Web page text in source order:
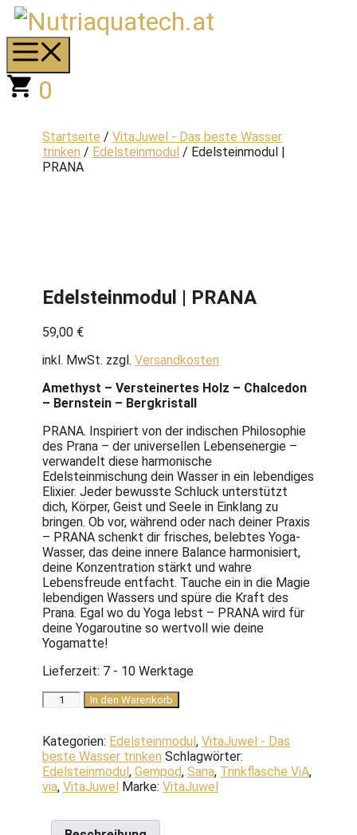
Zum
Inhalt
springen
0
Startseite / VitaJuwel - Das beste Wasser
trinken / Edelsteinmodul / Edelsteinmodul |
PRANA
Edelsteinmodul | PRANA
59,00 €
inkl. MwSt. zzgl. Versandkosten
Amethyst – Versteinertes Holz – Chalcedon
– Bernstein – Bergkristall
PRANA. Inspiriert von der indischen Philosophie
des Prana – der universellen Lebensenergie –
verwandelt diese harmonische
Edelsteinmischung dein Wasser in ein lebendiges
Elixier. Jeder bewusste Schluck unterstützt
dich, Körper, Geist und Seele in Einklang zu
bringen. Ob vor, während oder nach deiner Praxis
– PRANA schenkt dir frisches, belebtes Yoga-
Wasser, das deine innere Balance harmonisiert,
deine Konzentration stärkt und wahre
Lebensfreude entfacht. Tauche ein in die Magie
lebendigen Wassers und spüre die Kraft des
Prana. Egal wo du Yoga lebst – PRANA wird für
deine Yogaroutine so wertvoll wie deine
Yogamatte!
Lieferzeit: 7 - 10 Werktage
Edelsteinmodul
|
Menge
In den Warenkorb
Kategorien: Edelsteinmodul, VitaJuwel - Das
beste Wasser trinken Schlagwörter:
Edelsteinmodul, Gempod, Sana, Trinkflasche ViA,
via, VitaJuwel Marke: VitaJuwel